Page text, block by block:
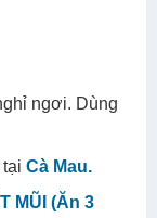
ngơi. Dùng
Cà Mau.
MŨI (Ăn 3